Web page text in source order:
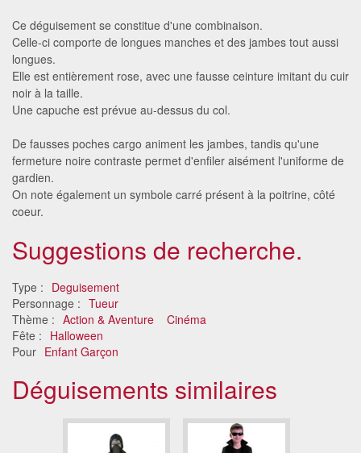
Ce déguisement se constitue d'une combinaison.
Celle-ci comporte de longues manches et des jambes tout aussi
longues.
Elle est entièrement rose, avec une fausse ceinture imitant du cuir
noir à la taille.
Une capuche est prévue au-dessus du col.
De fausses poches cargo animent les jambes, tandis qu'une
fermeture noire contraste permet d'enfiler aisément l'uniforme de
gardien.
On note également un symbole carré présent à la poitrine, côté
coeur.
Suggestions de recherche.
Type : Deguisement
Personnage : Tueur
Thème : Action & Aventure
Cinéma
Fête : Halloween
Pour Enfant Garçon
Déguisements similaires